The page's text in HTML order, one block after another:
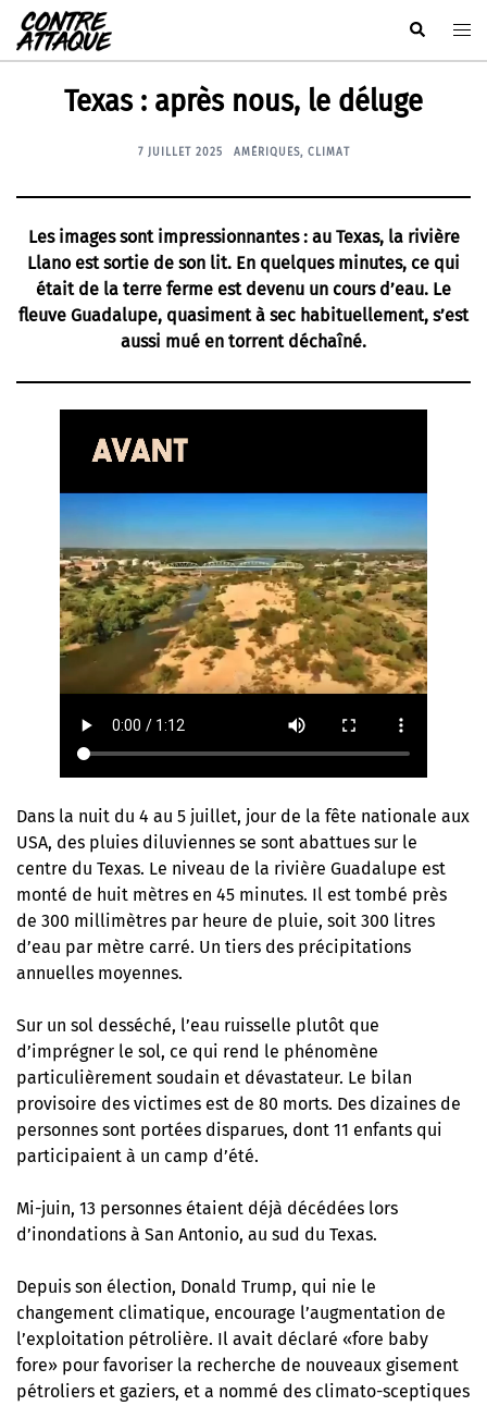
Aller
au
contenu
Rechercher
Texas : après nous, le déluge
7 JUILLET 2025 AMÉRIQUES, CLIMAT
Les images sont impressionnantes : au Texas, la rivière
Llano est sortie de son lit. En quelques minutes, ce qui
était de la terre ferme est devenu un cours d’eau. Le
fleuve Guadalupe, quasiment à sec habituellement, s’est
aussi mué en torrent déchaîné.
Dans la nuit du 4 au 5 juillet, jour de la fête nationale aux
USA, des pluies diluviennes se sont abattues sur le
centre du Texas. Le niveau de la rivière Guadalupe est
monté de huit mètres en 45 minutes. Il est tombé près
de 300 millimètres par heure de pluie, soit 300 litres
d’eau par mètre carré. Un tiers des précipitations
annuelles moyennes.
Sur un sol desséché, l’eau ruisselle plutôt que
d’imprégner le sol, ce qui rend le phénomène
particulièrement soudain et dévastateur. Le bilan
provisoire des victimes est de 80 morts. Des dizaines de
personnes sont portées disparues, dont 11 enfants qui
participaient à un camp d’été.
Mi-juin, 13 personnes étaient déjà décédées lors
d’inondations à San Antonio, au sud du Texas.
Depuis son élection, Donald Trump, qui nie le
changement climatique, encourage l’augmentation de
l’exploitation pétrolière. Il avait déclaré «fore baby
fore» pour favoriser la recherche de nouveaux gisement
pétroliers et gaziers, et a nommé des climato-sceptiques